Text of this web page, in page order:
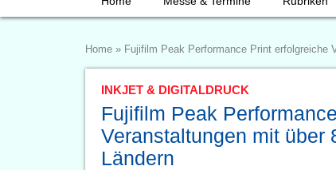
Home » Fujifilm Peak Performance Print erfolgreiche
INKJET & DIGITALDRUCK
Fujifilm Peak
Veranstaltungen mit über
Ländern